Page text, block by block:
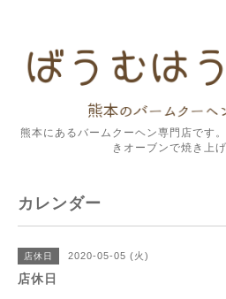
熊本にあるバームクーヘン専門店です
きオーブンで焼き上
カレンダー
店休日 2020-05-05 (火)
店休日